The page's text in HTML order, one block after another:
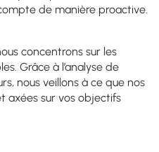
de manière proactive.
concentrons sur les
Grâce à l’analyse de
nous veillons à ce que nos
axées sur vos objectifs